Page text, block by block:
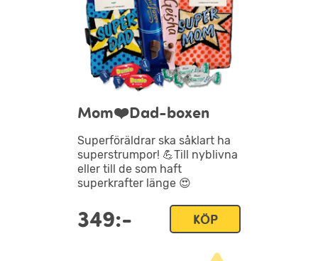
Mom❤️Dad-boxen
Superföräldrar ska såklart ha
superstrumpor! 💪Till nyblivna
eller till de som haft
superkrafter länge 😍
349:- KÖP